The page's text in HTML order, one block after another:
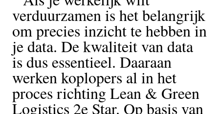
verduurzamen is het belangrijk
om precies inzicht te hebben in
je data. De kwaliteit van data
is dus essentieel. Daaraan
werken koplopers al in het
proces richting Lean & Green
Logistics 2e Star. Op basis van